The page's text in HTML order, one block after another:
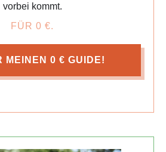
vorbei kommt.
FÜR 0 €.
MEINEN 0 € GUIDE!